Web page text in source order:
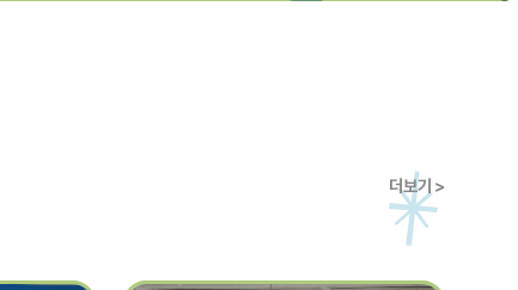
더보기 >